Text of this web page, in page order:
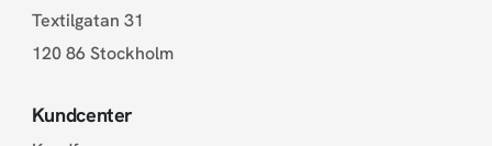
Textilgatan 31
120 86 Stockholm
Kundcenter